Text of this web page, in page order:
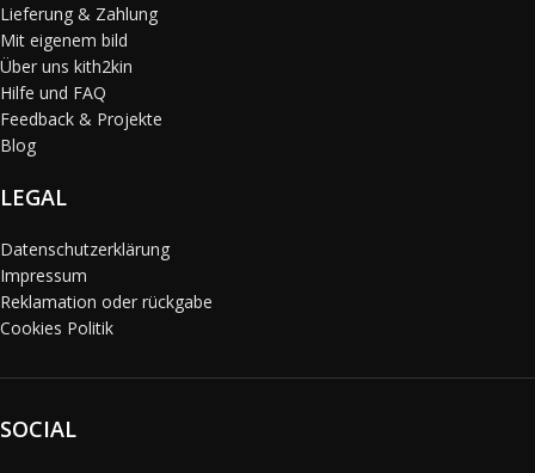
Lieferung & Zahlung
Mit eigenem bild
Über uns kith2kin
Hilfe und FAQ
Feedback & Projekte
Blog
LEGAL
Datenschutzerklärung
Impressum
Reklamation oder rückgabe
Cookies Politik
SOCIAL